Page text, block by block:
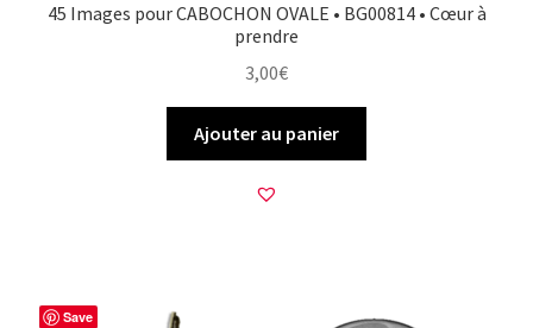
45 Images pour CABOCHON OVALE • BG00814 • Cœur à
prendre
3,00€
Ajouter au panier
Save